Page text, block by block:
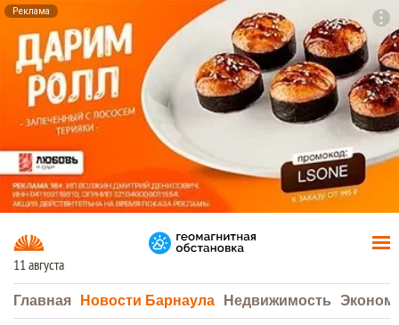
Реклама
11 августа
Главная Новости Барнаула Недвижимость